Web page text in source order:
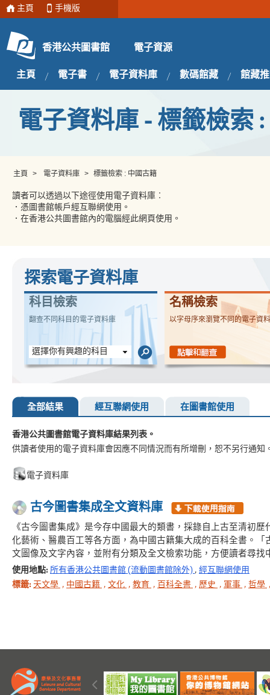
主頁 手機版
香港公共圖書館 電子資源
主頁 電子書 電子資料庫 數碼館藏 館藏
電子資料庫 - 標籤檢索
主頁 > 電子資料庫 > 標籤檢索 : 中國古籍
讀者可以透過以下途徑使用電子資料庫︰
．憑圖書館帳戶經互聯網使用。
．在香港公共圖書館內的電腦經此網頁使用。
探索電子資料庫
科目檢索
翻查不同科目的電子資料庫
選擇你有興趣的科目
名稱檢索
以字母序來瀏覽不同的電子資
全部結果 經互聯網使用 在圖書館使用
香港公共圖書館電子資料庫結果列表。
供讀者使用的電子資料庫會因應不同情況而有所增刪，恕不另行通知
電子資料庫
古今圖書集成全文資料庫
《古今圖書集成》是今存中國最大的類書，採錄自上古至清初
化藝術、醫農百工等各方面，為中國古籍集大成的百科全書。
文圖像及文字內容，並附有分類及全文檢索功能，方便讀者尋找
使用地點: 所有香港公共圖書館 (流動圖書館除外) , 經互聯網使用
標籤: 天文學 , 中國古籍 , 文化 , 教育 , 百科全書 , 歷史 , 軍事 , 哲學